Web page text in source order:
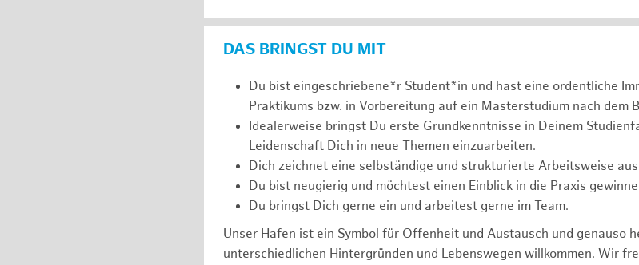
DAS BRINGST DU MIT
Du bist eingeschriebene*r Student*in und hast eine ordentliche
Praktikums bzw. in Vorbereitung auf ein Masterstudium nach dem
Idealerweise bringst Du erste Grundkenntnisse in Deinem
Leidenschaft Dich in neue Themen einzuarbeiten.
Dich zeichnet eine selbständige und strukturierte Arbeitsweise
Du bist neugierig und möchtest einen Einblick in die Praxis
Du bringst Dich gerne ein und arbeitest gerne im Team.
Unser Hafen ist ein Symbol für Offenheit und Austausch und genauso
unterschiedlichen Hintergründen und Lebenswegen willkommen. Wir